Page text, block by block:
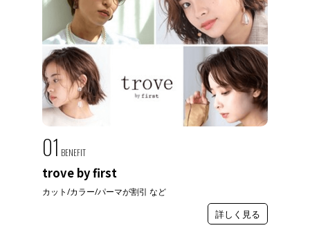
01 BENEFIT
trove by first
カット/カラー/パーマが割引 など
詳しく見る